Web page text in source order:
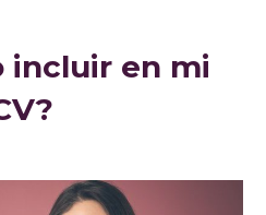
incluir en mi